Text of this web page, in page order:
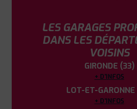
LES GARAGES
DANS LES
VOISINS
GIRONDE (33)
+ D'INFOS
LOT-ET-
+ D'INFOS